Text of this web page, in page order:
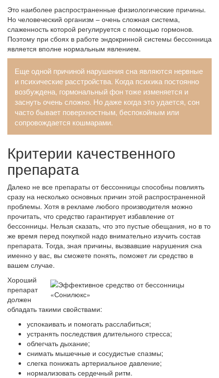
Это наиболее распространенные физиологические причины.
Но человеческий организм – очень сложная система,
слаженность которой регулируется с помощью гормонов.
Поэтому при сбоях в работе эндокринной системы бессонница
является вполне нормальным явлением.
Еще одной причиной нарушения сна являются нервные
и психические расстройства. Когда психика постоянно
возбуждена, гормональный фон тоже изменяется и
заснуть очень сложно. Но даже когда это удается, сон
часто бывает поверхностным, беспокойным или
сопровождается кошмарами.
Критерии качественного
препарата
Далеко не все препараты от бессонницы способны повлиять
сразу на несколько основных причин этой распространенной
проблемы. Хотя в рекламе любого производителя можно
прочитать, что средство гарантирует избавление от
бессонницы. Нельзя сказать, что это пустые обещания, но в то
же время перед покупкой надо внимательно изучить состав
препарата. Тогда, зная причины, вызвавшие нарушения сна
именно у вас, вы сможете понять, поможет ли средство в
вашем случае.
Хороший
препарат
должен
обладать такими свойствами:
успокаивать и помогать расслабиться;
устранять последствия длительного стресса;
облегчать дыхание;
снимать мышечные и сосудистые спазмы;
слегка понижать артериальное давление;
нормализовать сердечный ритм.